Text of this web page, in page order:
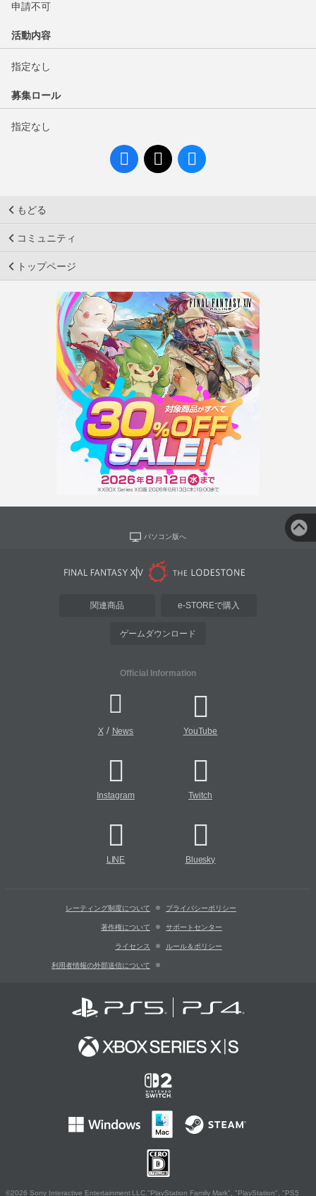
申請不可
活動内容
指定なし
募集ロール
指定なし
もどる
コミュニティ
トップページ
パソコン版へ
関連商品 e-STOREで購入
ゲームダウンロード
Official Information
X/ News YouTube
Instagram Twitch
LINE Bluesky
レーティング制度について プライバシーポリシー
著作権について サポートセンター
ライセンス ルール＆ポリシー
利用者情報の外部送信について
©2026 Sony Interactive Entertainment LLC."PlayStation Family Mark", "PlayStation", "PS5